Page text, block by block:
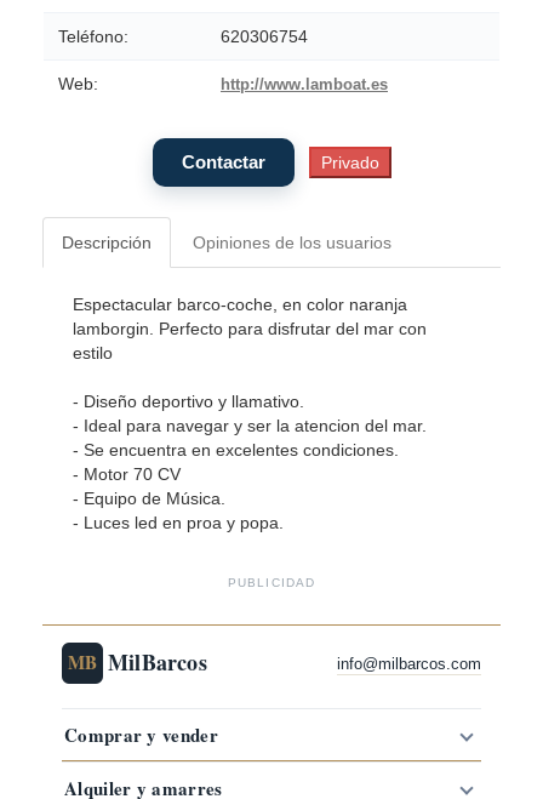
Teléfono: 620306754
Web: http://www.lamboat.es
Descripción Opiniones de los usuarios
Espectacular barco-coche, en color naranja
lamborgin. Perfecto para disfrutar del mar con
estilo
- Diseño deportivo y llamativo.
- Ideal para navegar y ser la atencion del mar.
- Se encuentra en excelentes condiciones.
- Motor 70 CV
- ⁠Equipo de Música.
- ⁠Luces led en proa y popa.
PUBLICIDAD
MB MilBarcos info@milbarcos.com
Comprar y vender
Alquiler y amarres